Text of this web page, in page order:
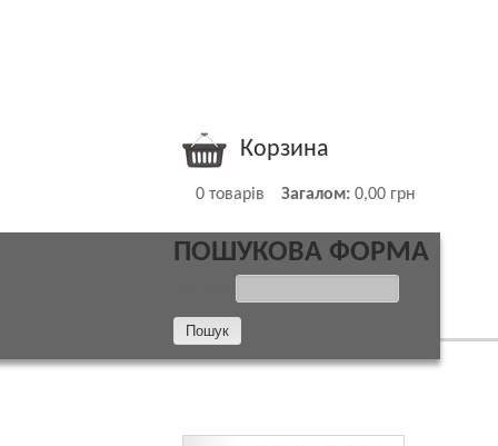
Корзина
0 товарів Загалом: 0,00 грн
ПОШУКОВА ФОРМА